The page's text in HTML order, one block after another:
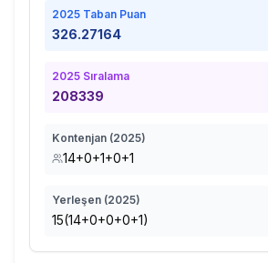
2025 Taban Puan
326.27164
2025 Sıralama
208339
Kontenjan (2025)
14+0+1+0+1
Yerleşen (2025)
15(14+0+0+0+1)